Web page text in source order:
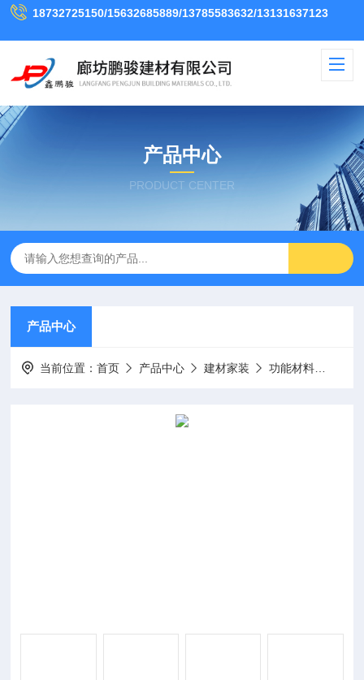
18732725150/15632685889/13785583632/13131637123
产品中心
PRODUCT CENTER
产品中心
当前位置：首页 产品中心 建材家装 功能材料